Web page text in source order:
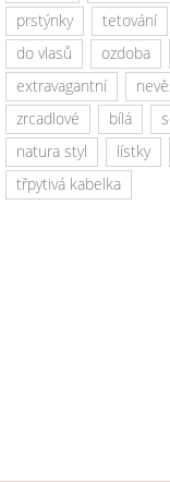
prstýnky
tetování
do vlasů
ozdoba
extravagantní
zrcadlové
bílá
natura styl
lístky
třpytivá kabelka